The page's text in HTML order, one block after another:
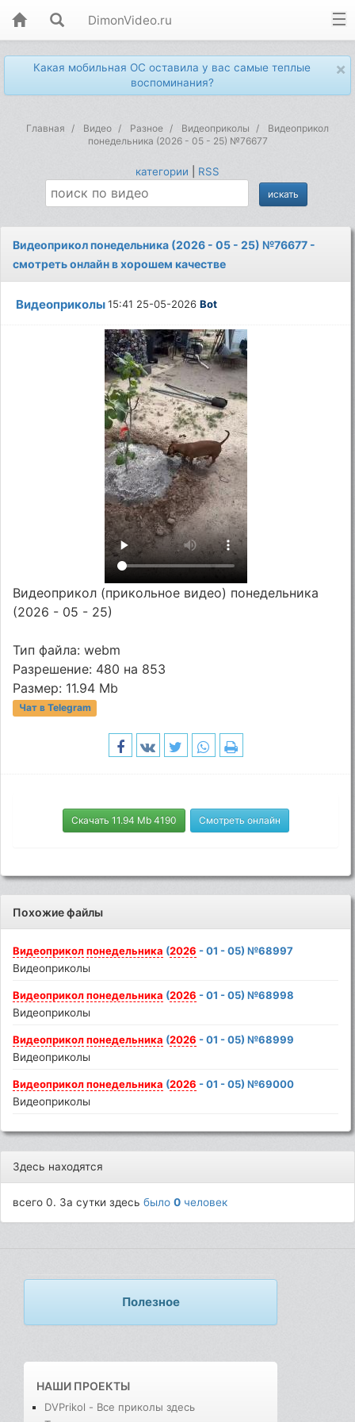
DimonVideo.ru
×
Какая мобильная ОС оставила у вас самые теплые
воспоминания?
Главная Видео Разное Видеоприколы
Видеоприкол
понедельника (2026 - 05 - 25) №76677
категории RSS
Видеоприкол понедельника (2026 - 05 - 25) №76677 -
смотреть онлайн в хорошем качестве
Видеоприколы15:41 25-05-2026Bot
Видеоприкол (прикольное видео) понедельника
(2026 - 05 - 25)
Тип файла: webm
Разрешение: 480 на 853
Размер: 11.94 Mb
Чат в Telegram
Скачать 11.94 Mb 4190 Смотреть онлайн
Похожие файлы
Видеоприкол понедельника (2026 - 01 - 05) №68997
Видеоприколы
Видеоприкол понедельника (2026 - 01 - 05) №68998
Видеоприколы
Видеоприкол понедельника (2026 - 01 - 05) №68999
Видеоприколы
Видеоприкол понедельника (2026 - 01 - 05) №69000
Видеоприколы
Здесь находятся
всего 0. За сутки здесьбыло0 человек
Полезное
НАШИ ПРОЕКТЫ
DVPrikol - Все приколы здесь